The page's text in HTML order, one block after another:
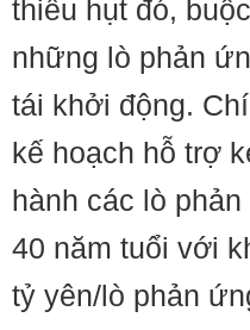
thiếu hụt đó,
những lò phản
tái khởi động.
kế hoạch hỗ trợ
hành các lò
40 năm tuổi với
tỷ yên/lò phản